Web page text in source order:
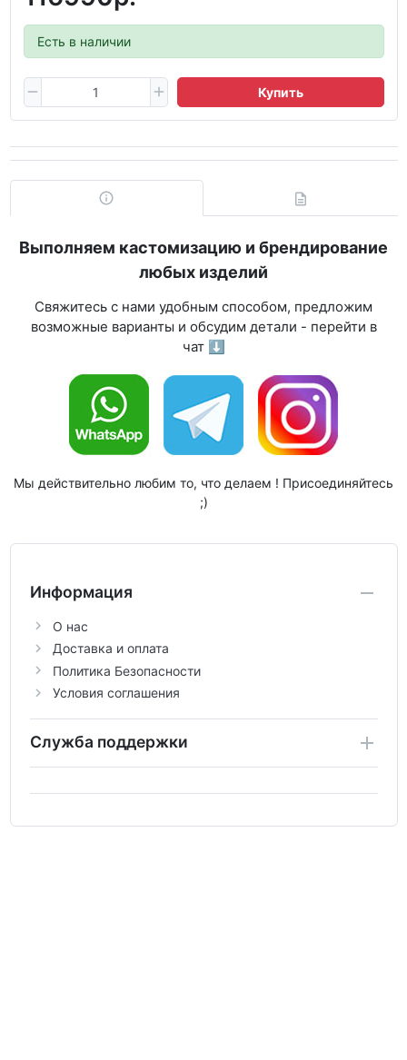
Есть в наличии
Купить
Выполняем кастомизацию и брендирование
любых изделий
Свяжитесь с нами удобным способом, предложим
возможные варианты и обсудим детали - перейти в
чат ⬇
Мы действительно любим то, что делаем ! Присоединяйтесь
;)
Информация
О нас
Доставка и оплата
Политика Безопасности
Условия соглашения
Служба поддержки